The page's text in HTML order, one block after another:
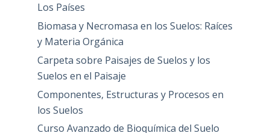
Los Países
Biomasa y Necromasa en los Suelos: Raíces
y Materia Orgánica
Carpeta sobre Paisajes de Suelos y los
Suelos en el Paisaje
Componentes, Estructuras y Procesos en
los Suelos
Curso Avanzado de Bioquímica del Suelo